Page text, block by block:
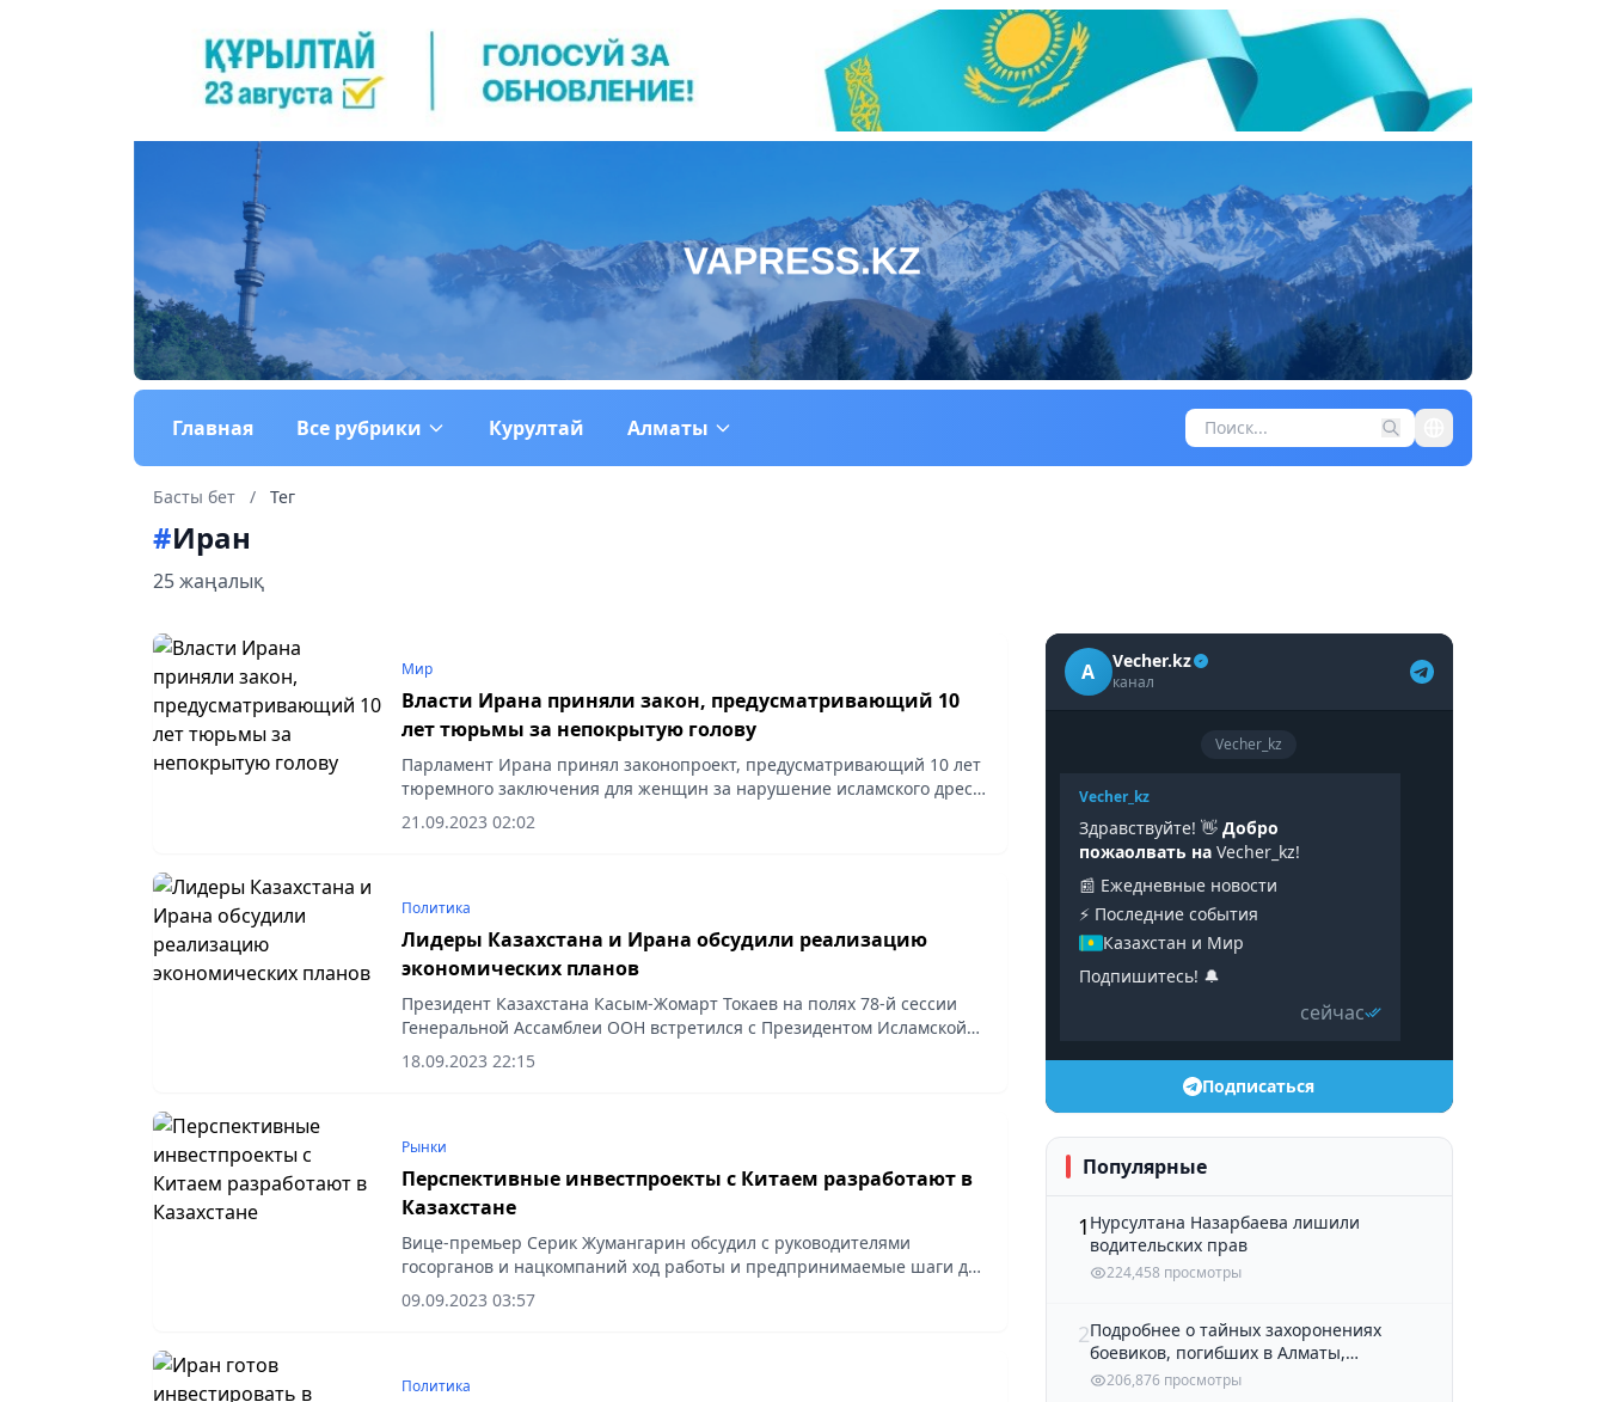
Главная Все рубрики Курултай Алматы
Басты бет / Тег
#Иран
25 жаңалық
Мир
Власти Ирана приняли закон, предусматривающий 10
лет тюрьмы за непокрытую голову
Парламент Ирана принял законопроект, предусматривающий 10 лет
тюремного заключения для женщин за нарушение исламского дресс-
кода, пишет Русская служба BBC.
21.09.2023 02:02
Политика
Лидеры Казахстана и Ирана обсудили реализацию
экономических планов
Президент Казахстана Касым-Жомарт Токаев на полях 78-й сессии
Генеральной Ассамблеи ООН встретился с Президентом Исламской
Республики Иран Ибрахимом Раиси, сообщает пресс-служба Акорды
18.09.2023 22:15
Рынки
Перспективные инвестпроекты с Китаем разработают в
Казахстане
Вице-премьер Серик Жумангарин обсудил с руководителями
госорганов и нацкомпаний ход работы и предпринимаемые шаги для
интенсификации сотрудничества со странами, открывающими
новые рынки сбыта...
09.09.2023 03:57
Политика
A Vecher.kz
канал
Vecher_kz
Vecher_kz
Здравствуйте! 👋 Добро
пожаолвать наVecher_kz!
📰 Ежедневные новости
⚡️ Последние события
Казахстан и Мир
Подпишитесь! 🔔
сейчас
Подписаться
Популярные
1 Нурсултана Назарбаева лишили
водительских прав
224,458 просмотры
2Подробнее о тайных захоронениях
боевиков, погибших в Алматы,
рассказали в полиции
206,876 просмотры